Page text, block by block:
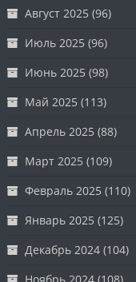
Август 2025 (96)
Июль 2025 (96)
Июнь 2025 (98)
Май 2025 (113)
Апрель 2025 (88)
Март 2025 (109)
Февраль 2025 (110)
Январь 2025 (125)
Декабрь 2024 (104)